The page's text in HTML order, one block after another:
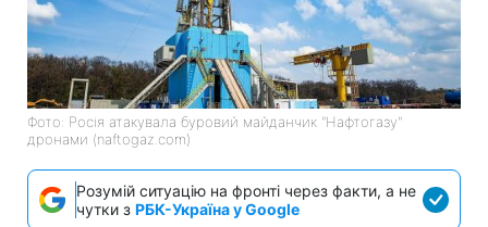
Фото: Росія атакувала буровий майданчик "Нафтогазу"
дронами (naftogaz.com)
Розумій ситуацію на фронті через факти, а не
чутки з РБК-Україна у Google